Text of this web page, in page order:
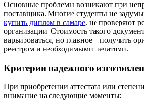
Основные проблемы возникают при
поставщика. Многие студенты не
купить диплом в самаре, не проверяют
организации. Стоимость такого
варьироваться, но главное – получить
реестром и необходимыми печатями.
Критерии надежного
При приобретении аттестата или
внимание на следующие моменты: